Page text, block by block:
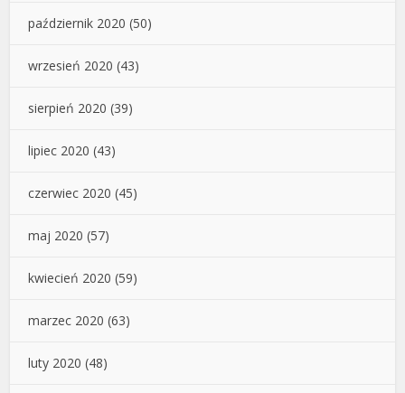
październik 2020 (50)
wrzesień 2020 (43)
sierpień 2020 (39)
lipiec 2020 (43)
czerwiec 2020 (45)
maj 2020 (57)
kwiecień 2020 (59)
marzec 2020 (63)
luty 2020 (48)